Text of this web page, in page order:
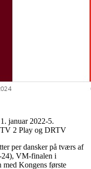
januar 2022-5.
2 Play og DRTV
per dansker på tværs af
VM-finalen i
med Kongens første